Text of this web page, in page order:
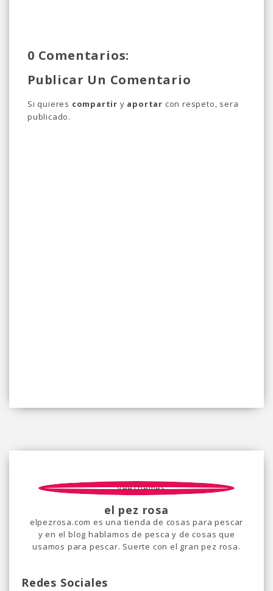
0 Comentarios:
Publicar Un Comentario
Si quieres compartir y aportar con respeto, sera
publicado.
el pez rosa
elpezrosa.com es una tienda de cosas para pescar
y en el blog hablamos de pesca y de cosas que
usamos para pescar. Suerte con el gran pez rosa.
Redes Sociales